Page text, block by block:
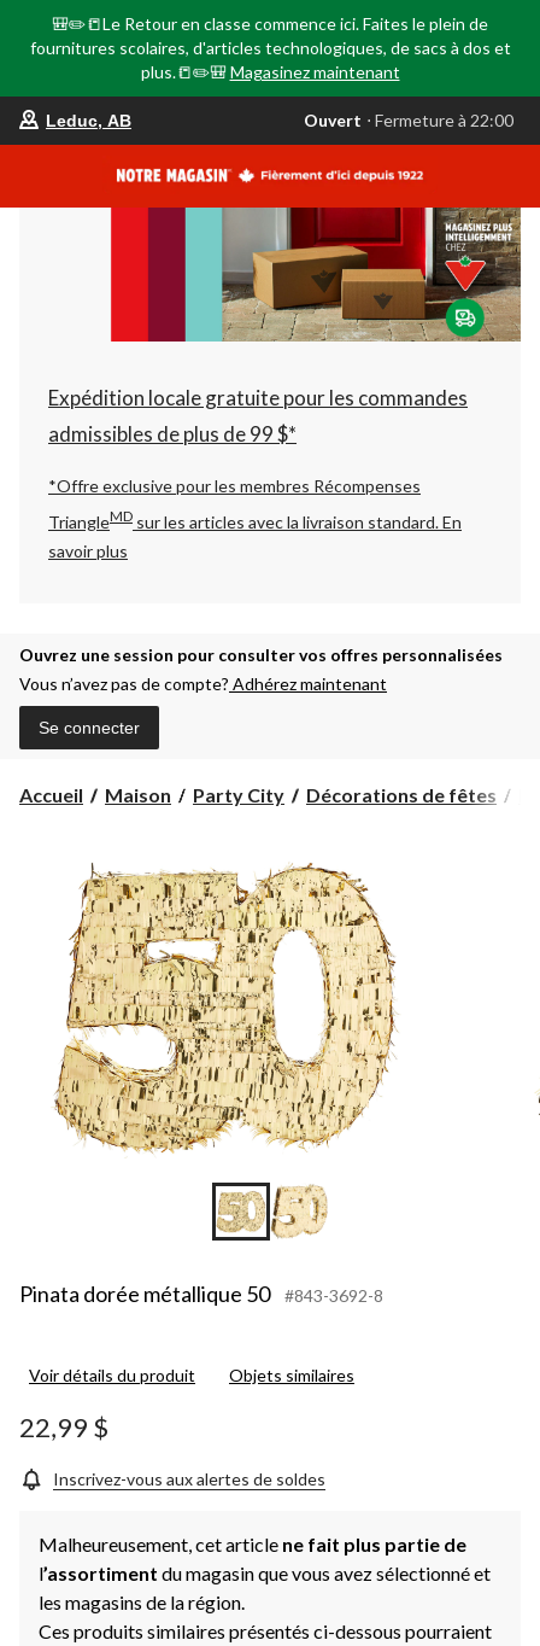
🎒✏️📒Le Retour en classe commence ici. Faites le plein de
fournitures scolaires, d'articles technologiques, de sacs à dos et
plus.📒✏️🎒 Magasinez maintenant
votre
est
AB,
Ouvert,
Fermeture
à
22:00
changer
Leduc, AB Ouvert ⋅ Fermeture à 22:00
Expédition locale gratuite pour les commandes
admissibles de plus de 99 $*
*Offre exclusive pour les membres Récompenses
TriangleMD sur les articles avec la livraison standard.En
savoir plus
Ouvrez une session pour consulter vos offres personnalisées
Vous n’avez pas de compte? Adhérez maintenant
Se connecter
Accueil Maison Party City Décorations de fêtes
Pinata dorée métallique 50 #843-3692-8
Voir détails du produit Objets similaires
22,99 $
Inscrivez-vous aux alertes de soldes
Malheureusement, cet article ne fait plus partie de
l’assortiment du magasin que vous avez sélectionné et
les magasins de la région.
Ces produits similaires présentés ci-dessous pourraient